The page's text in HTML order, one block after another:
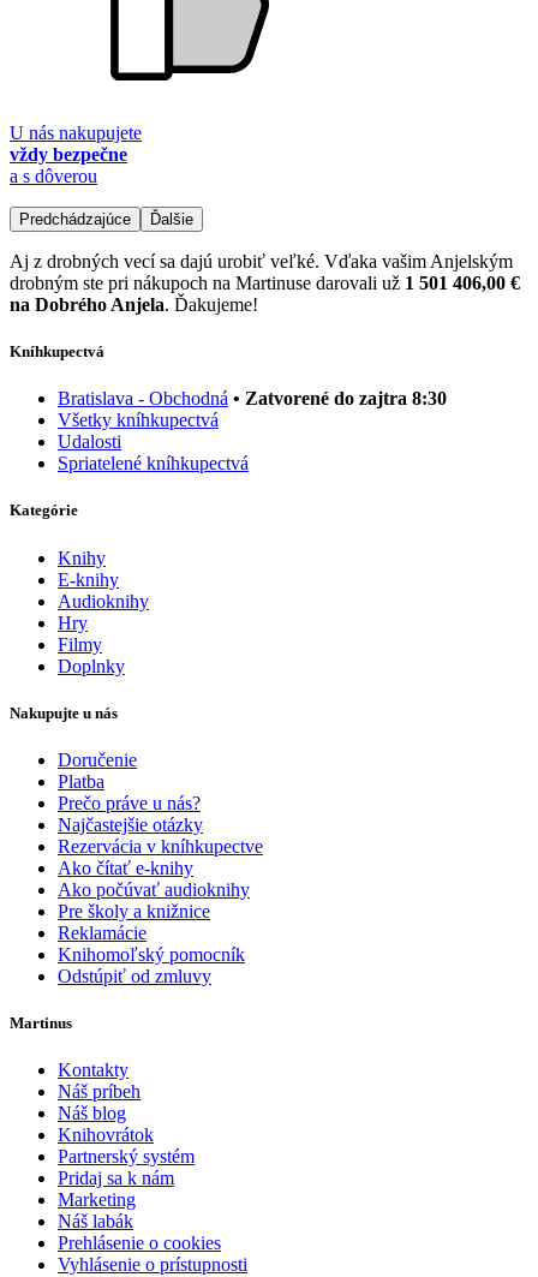
U nás nakupujete
vždy bezpečne
a s dôverou
Predchádzajúce Ďalšie
Aj z drobných vecí sa dajú urobiť veľké. Vďaka vašim Anjelským
drobným ste pri nákupoch na Martinuse darovali už 1 501 406,00 €
na Dobrého Anjela. Ďakujeme!
Kníhkupectvá
Bratislava - Obchodná • Zatvorené do zajtra 8:30
Všetky kníhkupectvá
Udalosti
Spriatelené kníhkupectvá
Kategórie
Knihy
E-knihy
Audioknihy
Hry
Filmy
Doplnky
Nakupujte u nás
Doručenie
Platba
Prečo práve u nás?
Najčastejšie otázky
Rezervácia v kníhkupectve
Ako čítať e-knihy
Ako počúvať audioknihy
Pre školy a knižnice
Reklamácie
Knihomoľský pomocník
Odstúpiť od zmluvy
Martinus
Kontakty
Náš príbeh
Náš blog
Knihovrátok
Partnerský systém
Pridaj sa k nám
Marketing
Náš labák
Prehlásenie o cookies
Vyhlásenie o prístupnosti